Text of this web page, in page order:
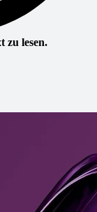
zu lesen.